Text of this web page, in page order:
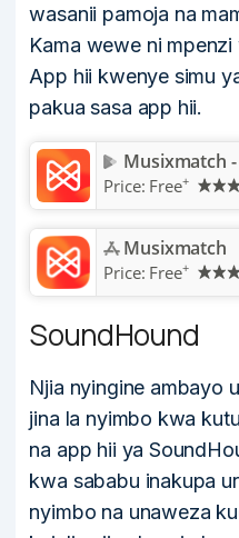
wasanii pamoja na
Kama wewe ni
App hii kwenye simu
pakua sasa app hii.
Musixmatch
Price: Free+
Musixmatch
Price: Free+
SoundHound
Njia nyingine ambayo
jina la nyimbo kwa
na app hii ya
kwa sababu inakupa
nyimbo na unaweza